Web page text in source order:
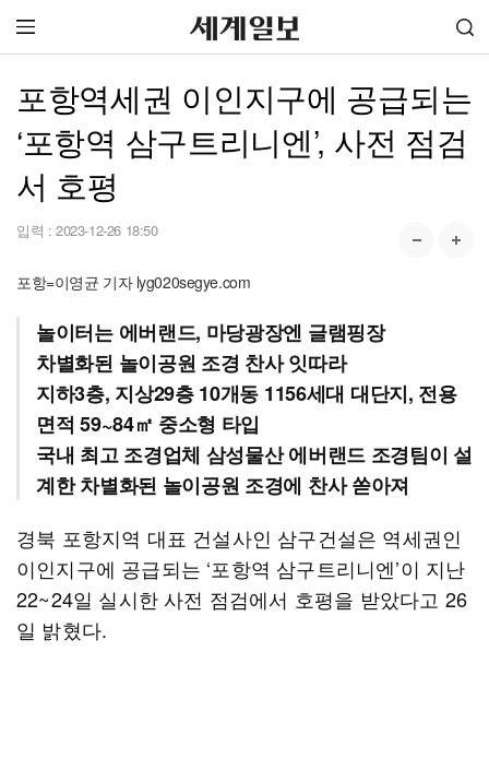
포항역세권 이인지구에 공급되는
‘포항역 삼구트리니엔’, 사전 점검
서 호평
입력 : 2023-12-26 18:50
포항=이영균 기자 lyg020segye.com
놀이터는 에버랜드, 마당광장엔 글램핑장
차별화된 놀이공원 조경 찬사 잇따라
지하3층, 지상29층 10개동 1156세대 대단지, 전용
면적 59~84㎡ 중소형 타입
국내 최고 조경업체 삼성물산 에버랜드 조경팀이 설
계한 차별화된 놀이공원 조경에 찬사 쏟아져
경북 포항지역 대표 건설사인 삼구건설은 역세권인
이인지구에 공급되는 ‘포항역 삼구트리니엔’이 지난
22~24일 실시한 사전 점검에서 호평을 받았다고 26
일 밝혔다.